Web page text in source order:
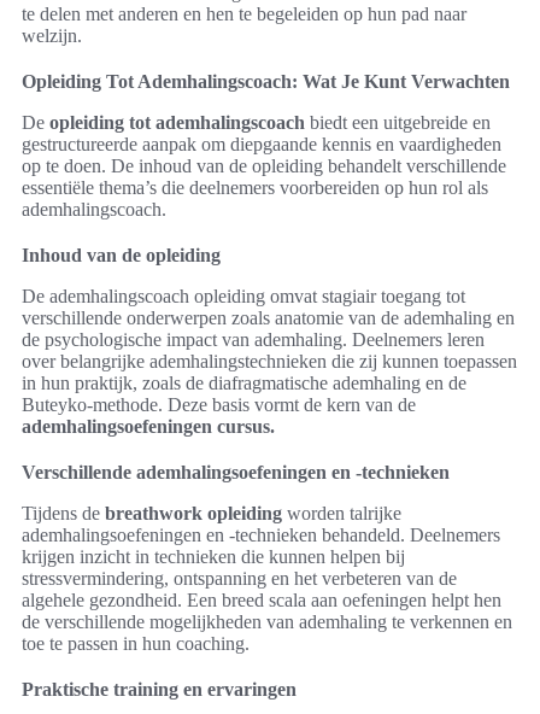
te delen met anderen en hen te begeleiden op hun pad naar
welzijn.
Opleiding Tot Ademhalingscoach: Wat Je Kunt Verwachten
De opleiding tot ademhalingscoach biedt een uitgebreide en
gestructureerde aanpak om diepgaande kennis en vaardigheden
op te doen. De inhoud van de opleiding behandelt verschillende
essentiële thema’s die deelnemers voorbereiden op hun rol als
ademhalingscoach.
Inhoud van de opleiding
De ademhalingscoach opleiding omvat stagiair toegang tot
verschillende onderwerpen zoals anatomie van de ademhaling en
de psychologische impact van ademhaling. Deelnemers leren
over belangrijke ademhalingstechnieken die zij kunnen toepassen
in hun praktijk, zoals de diafragmatische ademhaling en de
Buteyko-methode. Deze basis vormt de kern van de
ademhalingsoefeningen cursus.
Verschillende ademhalingsoefeningen en -technieken
Tijdens de breathwork opleiding worden talrijke
ademhalingsoefeningen en -technieken behandeld. Deelnemers
krijgen inzicht in technieken die kunnen helpen bij
stressvermindering, ontspanning en het verbeteren van de
algehele gezondheid. Een breed scala aan oefeningen helpt hen
de verschillende mogelijkheden van ademhaling te verkennen en
toe te passen in hun coaching.
Praktische training en ervaringen